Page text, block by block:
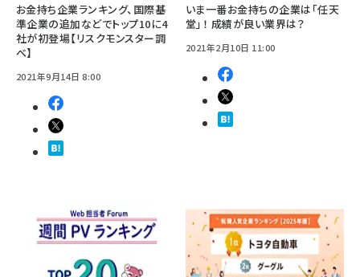
お金持ち企業ランキング、国際基
準企業の追加などでトップ10に4
社が初登場【リスクモンスター調
べ】
2021年9月14日 8:00
いま一番お金持ちの企業は「任天
堂」！ 成績が良い業界は？
2021年2月10日 11:00